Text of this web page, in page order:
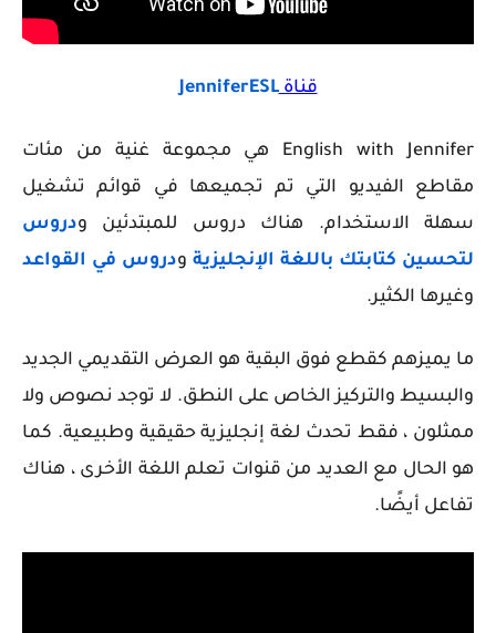
قناةJenniferESL
English with Jennifer هي مجموعة غنية من مئات
مقاطع الفيديو التي تم تجميعها في قوائم تشغيل
سهلة الاستخدام. هناك دروس للمبتدئين ودروس
لتحسين كتابتك باللغة الإنجليزية ودروس في القواعد
وغيرها الكثير.
ما يميزهم كقطع فوق البقية هو العرض التقديمي الجديد
والبسيط والتركيز الخاص على النطق. لا توجد نصوص ولا
ممثلون ، فقط تحدث لغة إنجليزية حقيقية وطبيعية. كما
هو الحال مع العديد من قنوات تعلم اللغة الأخرى ، هناك
تفاعل أيضًا.